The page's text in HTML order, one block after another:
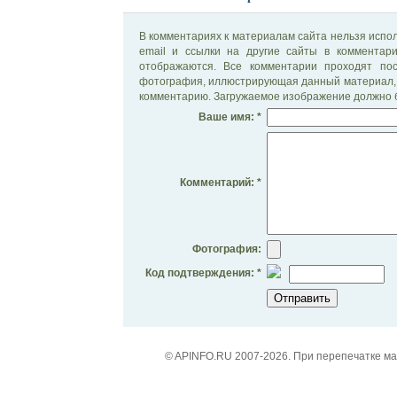
В комментариях к материалам сайта нельзя
email и ссылки на другие сайты в
отображаются. Все комментарии проходят
фотография, иллюстрирующая данный материал,
комментарию. Загружаемое изображение должно
Ваше имя: *
Комментарий: *
Фотография:
Код подтверждения: *
© APINFO.RU 2007-2026. При перепечатке